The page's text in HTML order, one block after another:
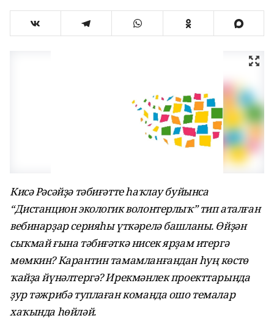
Кисә Рәсәйҙә тәбиғәтте һаҡлау буйынса
“Дистанцион экологик волонтерлыҡ” тип аталған
вебинарҙар серияһы үткәрелә башланы. Өйҙән
сыҡмай ғына тәбиғәткә нисек ярҙам итергә
мөмкин? Карантин тамамланғандан һуң көстө
ҡайҙа йүнәлтергә? Ирекмәнлек проекттарында
ҙур тәжрибә туплаған команда ошо темалар
хаҡында һөйләй.